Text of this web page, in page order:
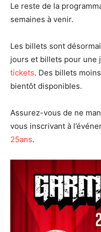
Le reste de la
semaines à venir.
Les billets sont
jours et billets pour une
tickets. Des billets
bientôt disponibles.
Assurez-vous de ne
vous inscrivant à
25ans.